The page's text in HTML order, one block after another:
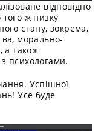
відповідно
ж низку
стану, зокрема,
морально-
а також
психологами.
Успішної
Усе буде